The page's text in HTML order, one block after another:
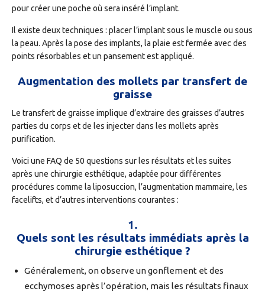
pour créer une poche où sera inséré l’implant.
Il existe deux techniques : placer l’implant sous le muscle ou sous
la peau. Après la pose des implants, la plaie est fermée avec des
points résorbables et un pansement est appliqué.
Augmentation des mollets par transfert de
graisse
Le transfert de graisse implique d’extraire des graisses d’autres
parties du corps et de les injecter dans les mollets après
purification.
Voici une FAQ de 50 questions sur les résultats et les suites
après une chirurgie esthétique, adaptée pour différentes
procédures comme la liposuccion, l’augmentation mammaire, les
facelifts, et d’autres interventions courantes :
1.
Quels sont les résultats immédiats après la
chirurgie esthétique ?
Généralement, on observe un gonflement et des
ecchymoses après l’opération, mais les résultats finaux